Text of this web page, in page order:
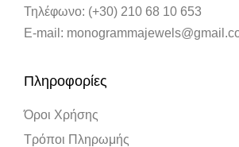
Τηλέφωνο: (+30) 210 68 10 653
E-mail:
Πληροφορίες
Όροι Χρήσης
Τρόποι Πληρωμής